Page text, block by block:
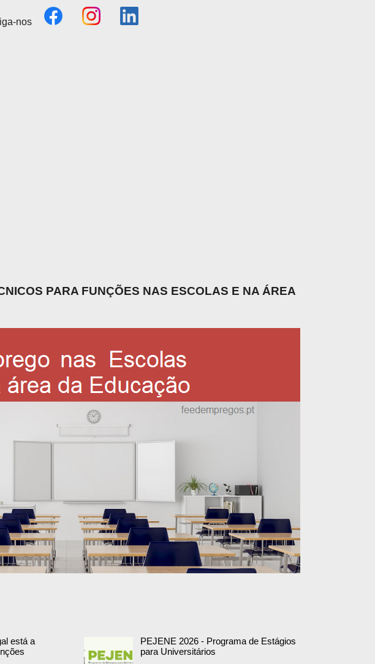
nos
PARA FUNÇÕES NAS ESCOLAS E NA ÁREA
está a
PEJENE 2026 - Programa de Estágios
para Universitários